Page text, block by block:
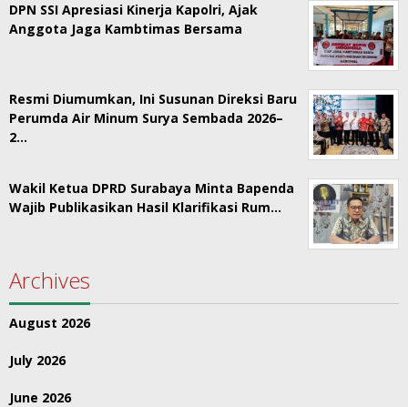
DPN SSI Apresiasi Kinerja Kapolri, Ajak
Anggota Jaga Kambtimas Bersama
Resmi Diumumkan, Ini Susunan Direksi Baru
Perumda Air Minum Surya Sembada 2026–
2…
Wakil Ketua DPRD Surabaya Minta Bapenda
Wajib Publikasikan Hasil Klarifikasi Rum…
Archives
August 2026
July 2026
June 2026